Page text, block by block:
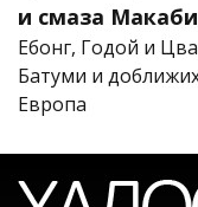
и смаза Макаби
Ебонг, Годой и
Батуми и
Европа